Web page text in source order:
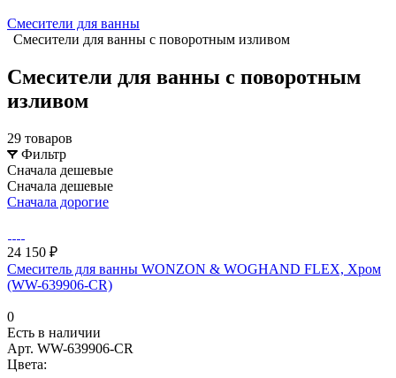
Смесители для ванны
Смесители для ванны с поворотным изливом
Смесители для ванны с поворотным
изливом
29 товаров
Фильтр
Сначала дешевые
Сначала дешевые
Сначала дорогие
24 150 ₽
Смеситель для ванны WONZON & WOGHAND FLEX, Хром
(WW-639906-CR)
0
Есть в наличии
Арт. WW-639906-CR
Цвета: